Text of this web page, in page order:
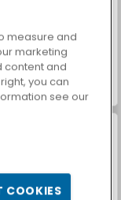
Parking City Duel
measure and
marketing
content and
you can
see our
COOKIES